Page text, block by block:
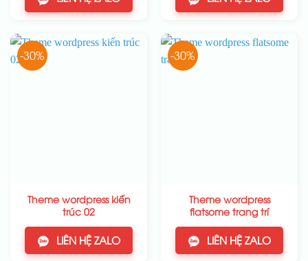
-30%
Theme wordpress kiến
trúc 02
LIÊN HỆ ZALO
-30%
Theme wordpress
flatsome trang trí
LIÊN HỆ ZALO